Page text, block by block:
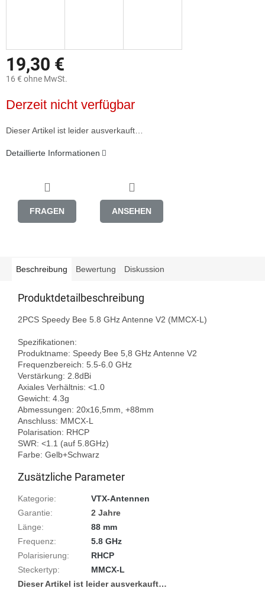
19,30 €
16 € ohne MwSt.
Derzeit nicht verfügbar
Dieser Artikel ist leider ausverkauft…
Detaillierte Informationen
FRAGEN ANSEHEN
Beschreibung Bewertung Diskussion
Produktdetailbeschreibung
2PCS Speedy Bee 5.8 GHz Antenne V2 (MMCX-L)
Spezifikationen:
Produktname: Speedy Bee 5,8 GHz Antenne V2
Frequenzbereich: 5.5-6.0 GHz
Verstärkung: 2.8dBi
Axiales Verhältnis: <1.0
Gewicht: 4.3g
Abmessungen: 20x16,5mm, +88mm
Anschluss: MMCX-L
Polarisation: RHCP
SWR: <1.1 (auf 5.8GHz)
Zusätzliche Parameter
Kategorie:
VTX-Antennen
Garantie:
2 Jahre
Länge:
88 mm
Frequenz:
5.8 GHz
Polarisierung:
RHCP
Steckertyp:
MMCX-L
Dieser Artikel ist leider ausverkauft…